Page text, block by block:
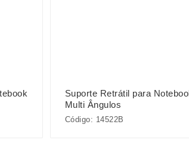
Suporte Retrátil para
Multi Ângulos
Código: 14522B